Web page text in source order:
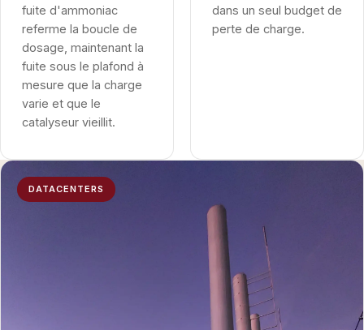
fuite d'ammoniac
referme la boucle de
dosage, maintenant la
fuite sous le plafond à
mesure que la charge
varie et que le
catalyseur vieillit.
dans un seul budget de
perte de charge.
DATACENTERS